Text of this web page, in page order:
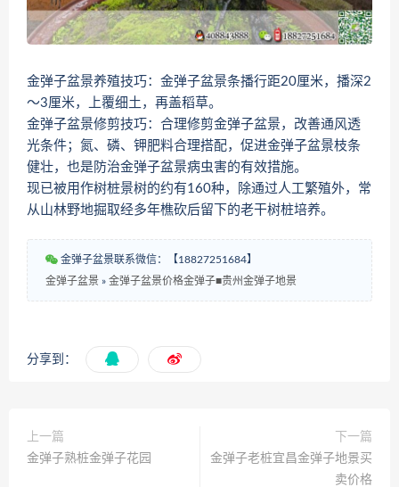
金弹子盆景养殖技巧：金弹子盆景条播行距20厘米，播深2
～3厘米，上覆细土，再盖稻草。
金弹子盆景修剪技巧：合理修剪金弹子盆景，改善通风透
光条件；氮、磷、钾肥料合理搭配，促进金弹子盆景枝条
健壮，也是防治金弹子盆景病虫害的有效措施。
现已被用作树桩景树的约有160种，除通过人工繁殖外，常
从山林野地掘取经多年樵砍后留下的老干树桩培养。
金弹子盆景联系微信：【18827251684】
金弹子盆景 » 金弹子盆景价格金弹子■贵州金弹子地景
分享到：
上一篇
金弹子熟桩金弹子花园
下一篇
金弹子老桩宜昌金弹子地景买
卖价格